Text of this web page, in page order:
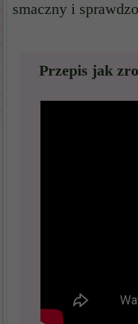
smaczny i
Przepis jak